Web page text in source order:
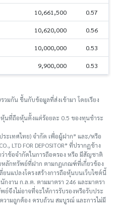
10,661,500 0.57
10,620,000 0.56
10,000,000 0.53
9,900,000 0.53
มกัน ขึ้นกับข้อมูลที่ส่งเข้ามา โดยเรียง
นที่ถือหุ้นตั้งแต่ร้อยละ 0.5 ของทุนชําระ
ะเทศไทย) จำกัด เพื่อผู้ฝาก” และ/หรือ
LTD FOR DEPOSITOR” ที่ปรากฏข้าง
าข้อจำกัดในการถือครอง หรือ มีสัญชาติ
ลักทรัพย์ที่ฝาก ตามกฎเกณฑ์ที่เกี่ยวข้อง
นแปลงโครงสร้างการถือหุ้นบนเว็บไซต์นี้
งาน ก.ล.ต. ตามมาตรา 246 และมาตรา
ย์จึงไม่อาจที่จะให้การรับรองหรือรับประ
วามถูกต้อง ครบถ้วน สมบูรณ์ และการไม่มี